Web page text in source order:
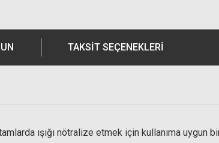
TAKSIT SEÇENEKLERI
ışığı nötralize etmek için kullanıma uygun